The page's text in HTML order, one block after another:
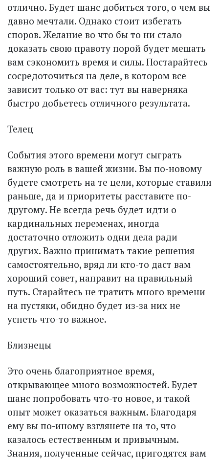
отлично. Будет шанс добиться того, о чем вы
давно мечтали. Однако стоит избегать
споров. Желание во что бы то ни стало
доказать свою правоту порой будет мешать
вам сэкономить время и силы. Постарайтесь
сосредоточиться на деле, в котором все
зависит только от вас: тут вы наверняка
быстро добьетесь отличного результата.
Телец
События этого времени могут сыграть
важную роль в вашей жизни. Вы по-новому
будете смотреть на те цели, которые ставили
раньше, да и приоритеты расставите по-
другому. Не всегда речь будет идти о
кардинальных переменах, иногда
достаточно отложить одни дела ради
других. Важно принимать такие решения
самостоятельно, вряд ли кто-то даст вам
хороший совет, направит на правильный
путь. Старайтесь не тратить много времени
на пустяки, обидно будет из-за них не
успеть что-то важное.
Близнецы
Это очень благоприятное время,
открывающее много возможностей. Будет
шанс попробовать что-то новое, и такой
опыт может оказаться важным. Благодаря
ему вы по-иному взглянете на то, что
казалось естественным и привычным.
Знания, полученные сейчас, пригодятся вам